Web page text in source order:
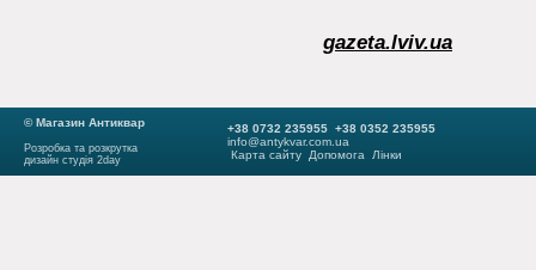
gazeta.lviv.ua
© Магазин Антиквар
Розробка та розкрутка
дизайн студія 2day
+38 0732 235955 +38 0352 235955
info@antykvar.com.ua
Карта сайту
Допомога Лінки